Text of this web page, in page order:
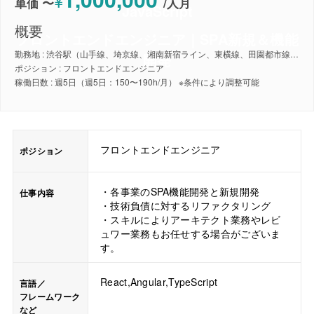
JavaScript
フロントエンドエンジニア｜SPA新規＆機能
開発
概要
勤務地 : 渋谷駅（山手線、埼京線、湘南新宿ライン、東横線、田園都市線、銀座線、半蔵門線、副都心線）
ポジション : フロントエンドエンジニア
稼働日数 : 週5日（週5日：150〜190h/月） ※条件により調整可能
ポジション フロントエンドエンジニア
仕事内容
・各事業のSPA機能開発と新規開発
・技術負債に対するリファクタリング
・スキルによりアーキテクト業務やレビ
ュワー業務もお任せする場合がございま
す。
言語／
フレームワーク
など
React,Angular,TypeScript